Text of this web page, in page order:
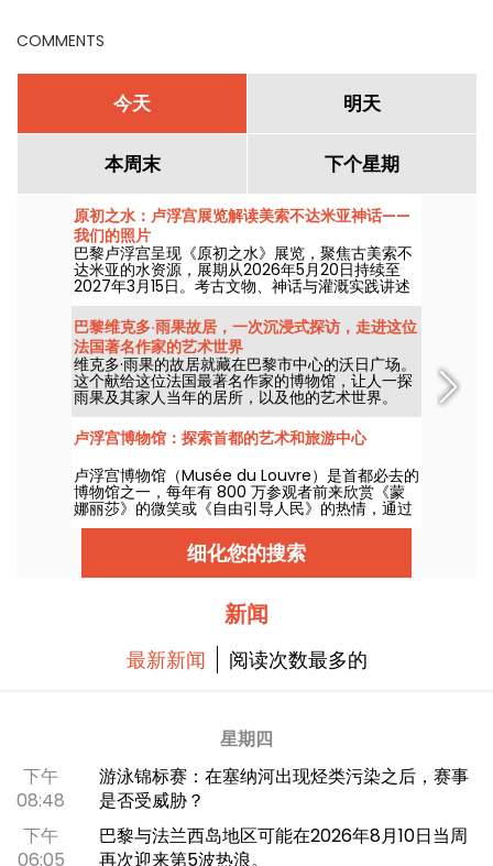
COMMENTS
今天 明天
本周末 下个星期
原初之水：卢浮宫展览解读美索不达米亚神话——
我们的照片
巴黎卢浮宫呈现《原初之水》展览，聚焦古美索不
达米亚的水资源，展期从2026年5月20日持续至
2027年3月15日。考古文物、神话与灌溉实践讲述
这一资源如何塑造了早期美索不达米亚社会。
巴黎维克多·雨果故居，一次沉浸式探访，走进这位
法国著名作家的艺术世界
维克多·雨果的故居就藏在巴黎市中心的沃日广场。
这个献给这位法国最著名作家的博物馆，让人一探
雨果及其家人当年的居所，以及他的艺术世界。
卢浮宫博物馆：探索首都的艺术和旅游中心
卢浮宫博物馆（Musée du Louvre）是首都必去的
博物馆之一，每年有 800 万参观者前来欣赏《蒙
娜丽莎》的微笑或《自由引导人民》的热情，通过
展出的众多杰作弘扬法国和欧洲文化。这是一个历
史悠久的地方，两个世纪以来，艺术在这里蓬勃发
展，如果您在巴黎逗留，这里是您的必游之地！
细化您的搜索
新闻
最新新闻 阅读次数最多的
星期四
下午
08:48
游泳锦标赛：在塞纳河出现烃类污染之后，赛事
是否受威胁？
下午
06:05
巴黎与法兰西岛地区可能在2026年8月10日当周
再次迎来第5波热浪。